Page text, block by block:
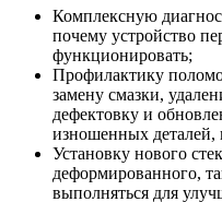
Комплексную
почему устройство
функционировать;
Профилактику
замену смазки,
дефектовку и
изношенных деталей,
Установку нового
деформированного,
выполняться для